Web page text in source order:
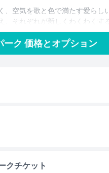
、空気を歌と色で満たす愛ら
それぞれが新しくわくわくす
る場所です。
ードパークでは自然の不思議
る公園ではなく、自然と再び
ク 価格とオプション
クチケット